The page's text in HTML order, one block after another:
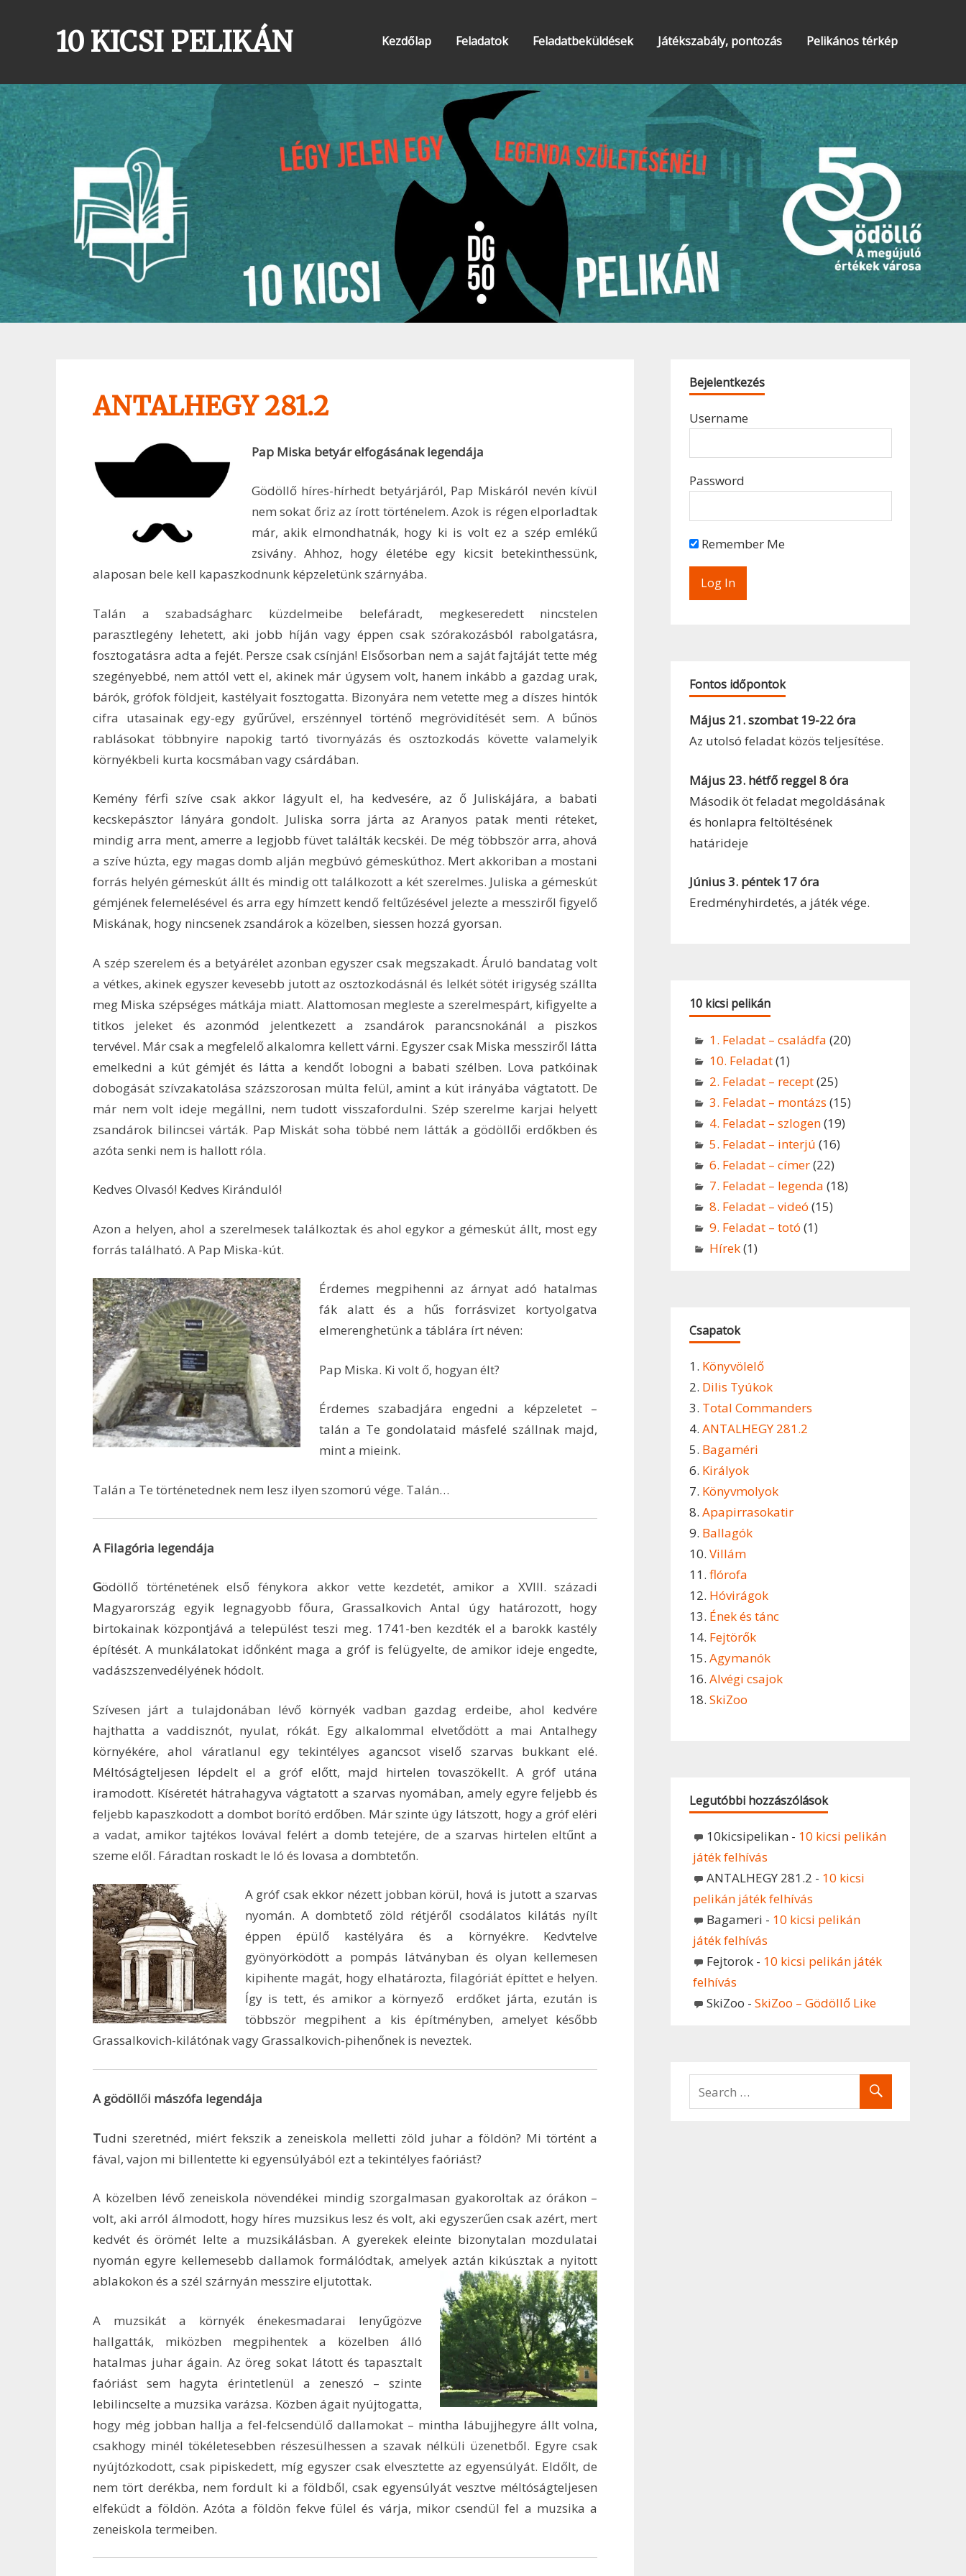
10 KICSI PELIKÁN Kezdőlap Feladatok Feladatbeküldések Játékszabály, pontozás Pelikános térkép
ANTALHEGY 281.2
Pap Miska betyár elfogásának legendája
Gödöllő híres-hírhedt betyárjáról, Pap Miskáról nevén kívül
nem sokat őriz az írott történelem. Azok is régen elporladtak
már, akik elmondhatnák, hogy ki is volt ez a szép emlékű
zsivány. Ahhoz, hogy életébe egy kicsit betekinthessünk,
alaposan bele kell kapaszkodnunk képzeletünk szárnyába.
Talán a szabadságharc küzdelmeibe belefáradt, megkeseredett nincstelen
parasztlegény lehetett, aki jobb híján vagy éppen csak szórakozásból rabolgatásra,
fosztogatásra adta a fejét. Persze csak csínján! Elsősorban nem a saját fajtáját tette még
szegényebbé, nem attól vett el, akinek már úgysem volt, hanem inkább a gazdag urak,
bárók, grófok földjeit, kastélyait fosztogatta. Bizonyára nem vetette meg a díszes hintók
cifra utasainak egy-egy gyűrűvel, erszénnyel történő megrövidítését sem. A bűnös
rablásokat többnyire napokig tartó tivornyázás és osztozkodás követte valamelyik
környékbeli kurta kocsmában vagy csárdában.
Kemény férfi szíve csak akkor lágyult el, ha kedvesére, az ő Juliskájára, a babati
kecskepásztor lányára gondolt. Juliska sorra járta az Aranyos patak menti réteket,
mindig arra ment, amerre a legjobb füvet találták kecskéi. De még többször arra, ahová
a szíve húzta, egy magas domb alján megbúvó gémeskúthoz. Mert akkoriban a mostani
forrás helyén gémeskút állt és mindig ott találkozott a két szerelmes. Juliska a gémeskút
gémjének felemelésével és arra egy hímzett kendő feltűzésével jelezte a messziről figyelő
Miskának, hogy nincsenek zsandárok a közelben, siessen hozzá gyorsan.
A szép szerelem és a betyárélet azonban egyszer csak megszakadt. Áruló bandatag volt
a vétkes, akinek egyszer kevesebb jutott az osztozkodásnál és lelkét sötét irigység szállta
meg Miska szépséges mátkája miatt. Alattomosan megleste a szerelmespárt, kifigyelte a
titkos jeleket és azonmód jelentkezett a zsandárok parancsnokánál a piszkos
tervével. Már csak a megfelelő alkalomra kellett várni. Egyszer csak Miska messziről látta
emelkedni a kút gémjét és látta a kendőt lobogni a babati szélben. Lova patkóinak
dobogását szívzakatolása százszorosan múlta felül, amint a kút irányába vágtatott. De
már nem volt ideje megállni, nem tudott visszafordulni. Szép szerelme karjai helyett
zsandárok bilincsei várták. Pap Miskát soha többé nem látták a gödöllői erdőkben és
azóta senki nem is hallott róla.
Kedves Olvasó! Kedves Kiránduló!
Azon a helyen, ahol a szerelmesek találkoztak és ahol egykor a gémeskút állt, most egy
forrás található. A Pap Miska-kút.
Érdemes megpihenni az árnyat adó hatalmas
fák alatt és a hűs forrásvizet kortyolgatva
elmerenghetünk a táblára írt néven:
Pap Miska. Ki volt ő, hogyan élt?
Érdemes szabadjára engedni a képzeletet –
talán a Te gondolataid másfelé szállnak majd,
mint a mieink.
Talán a Te történetednek nem lesz ilyen szomorú vége. Talán…
A Filagória legendája
Gödöllő történetének első fénykora akkor vette kezdetét, amikor a XVIII. századi
Magyarország egyik legnagyobb főura, Grassalkovich Antal úgy határozott, hogy
birtokainak központjává a települést teszi meg. 1741-ben kezdték el a barokk kastély
építését. A munkálatokat időnként maga a gróf is felügyelte, de amikor ideje engedte,
vadászszenvedélyének hódolt.
Szívesen járt a tulajdonában lévő környék vadban gazdag erdeibe, ahol kedvére
hajthatta a vaddisznót, nyulat, rókát. Egy alkalommal elvetődött a mai Antalhegy
környékére, ahol váratlanul egy tekintélyes agancsot viselő szarvas bukkant elé.
Méltóságteljesen lépdelt el a gróf előtt, majd hirtelen tovaszökellt. A gróf utána
iramodott. Kíséretét hátrahagyva vágtatott a szarvas nyomában, amely egyre feljebb és
feljebb kapaszkodott a dombot borító erdőben. Már szinte úgy látszott, hogy a gróf eléri
a vadat, amikor tajtékos lovával felért a domb tetejére, de a szarvas hirtelen eltűnt a
szeme elől. Fáradtan roskadt le ló és lovasa a dombtetőn.
A gróf csak ekkor nézett jobban körül, hová is jutott a szarvas
nyomán. A dombtető zöld rétjéről csodálatos kilátás nyílt
éppen épülő kastélyára és a környékre. Kedvtelve
gyönyörködött a pompás látványban és olyan kellemesen
kipihente magát, hogy elhatározta, filagóriát építtet e helyen.
Így is tett, és amikor a környező erdőket járta, ezután is
többször megpihent a kis építményben, amelyet később
Grassalkovich-kilátónak vagy Grassalkovich-pihenőnek is neveztek.
A gödöllői mászófa legendája
Tudni szeretnéd, miért fekszik a zeneiskola melletti zöld juhar a földön? Mi történt a
fával, vajon mi billentette ki egyensúlyából ezt a tekintélyes faóriást?
A közelben lévő zeneiskola növendékei mindig szorgalmasan gyakoroltak az órákon –
volt, aki arról álmodott, hogy híres muzsikus lesz és volt, aki egyszerűen csak azért, mert
kedvét és örömét lelte a muzsikálásban. A gyerekek eleinte bizonytalan mozdulatai
nyomán egyre kellemesebb dallamok formálódtak, amelyek aztán kikúsztak a nyitott
ablakokon és a szél szárnyán messzire eljutottak.
A muzsikát a környék énekesmadarai lenyűgözve
hallgatták, miközben megpihentek a közelben álló
hatalmas juhar ágain. Az öreg sokat látott és tapasztalt
faóriást sem hagyta érintetlenül a zeneszó – szinte
lebilincselte a muzsika varázsa. Közben ágait nyújtogatta,
hogy még jobban hallja a fel-felcsendülő dallamokat – mintha lábujjhegyre állt volna,
csakhogy minél tökéletesebben részesülhessen a szavak nélküli üzenetből. Egyre csak
nyújtózkodott, csak pipiskedett, míg egyszer csak elvesztette az egyensúlyát. Eldőlt, de
nem tört derékba, nem fordult ki a földből, csak egyensúlyát vesztve méltóságteljesen
elfeküdt a földön. Azóta a földön fekve fülel és várja, mikor csendül fel a muzsika a
zeneiskola termeiben.
Bejelentkezés
Username
Password
Remember Me
Fontos időpontok
Május 21. szombat 19-22 óra
Az utolsó feladat közös teljesítése.
Május 23. hétfő reggel 8 óra
Második öt feladat megoldásának
és honlapra feltöltésének
határideje
Június 3. péntek 17 óra
Eredményhirdetés, a játék vége.
10 kicsi pelikán
1. Feladat – családfa (20)
10. Feladat(1)
2. Feladat – recept(25)
3. Feladat – montázs (15)
4. Feladat – szlogen(19)
5. Feladat – interjú (16)
6. Feladat – címer(22)
7. Feladat – legenda (18)
8. Feladat – videó (15)
9. Feladat – totó (1)
Hírek(1)
Csapatok
1. Könyvölelő
2. Dilis Tyúkok
3. Total Commanders
4. ANTALHEGY 281.2
5. Bagaméri
6. Királyok
7. Könyvmolyok
8. Apapirrasokatir
9. Ballagók
10. Villám
11. flórofa
12. Hóvirágok
13. Ének és tánc
14. Fejtörők
15. Agymanók
16. Alvégi csajok
18. SkiZoo
Legutóbbi hozzászólások
10kicsipelikan - 10 kicsi pelikán
játék felhívás
ANTALHEGY 281.2 - 10 kicsi
pelikán játék felhívás
Bagameri - 10 kicsi pelikán
játék felhívás
Fejtorok - 10 kicsi pelikán játék
felhívás
SkiZoo -SkiZoo – Gödöllő Like